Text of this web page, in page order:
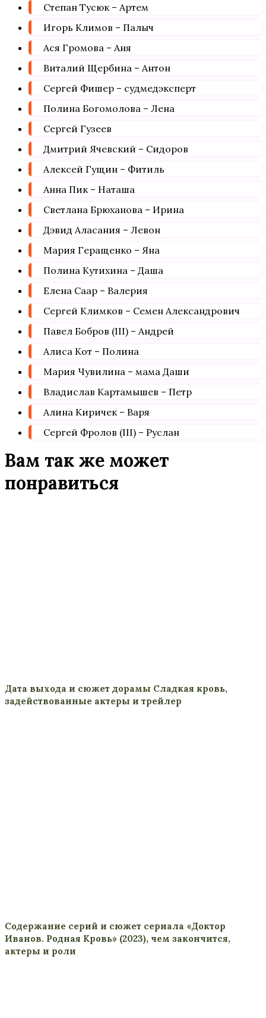
Степан Тусюк – Артем
Игорь Климов – Палыч
Ася Громова – Аня
Виталий Щербина – Антон
Сергей Фишер – судмедэксперт
Полина Богомолова – Лена
Сергей Гузеев
Дмитрий Ячевский – Сидоров
Алексей Гущин – Фитиль
Анна Пик – Наташа
Светлана Брюханова – Ирина
Дэвид Аласания – Левон
Мария Геращенко – Яна
Полина Кутихина – Даша
Елена Саар – Валерия
Сергей Климков – Семен Александрович
Павел Бобров (III) – Андрей
Алиса Кот – Полина
Мария Чувилина – мама Даши
Владислав Картамышев – Петр
Алина Киричек – Варя
Сергей Фролов (III) – Руслан
Вам так же может
понравиться
Дата выхода и сюжет дорамы Сладкая кровь,
задействованные актеры и трейлер
Содержание серий и сюжет сериала «Доктор
Иванов. Родная Кровь» (2023), чем закончится,
актеры и роли